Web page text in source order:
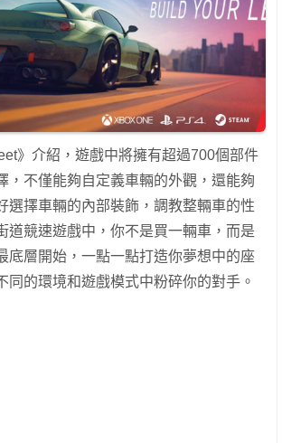
》介紹，遊戲中將擁有超過700個部件
，不僅能夠自定義車輛的外觀，還能夠
選擇車輛的內部裝飾，調教整輛車的性
道競速遊戲中，你不是買一輛車，而是
底層開始，一點一點打造你夢想中的座
同的環境和遊戲模式中粉碎你的對手。